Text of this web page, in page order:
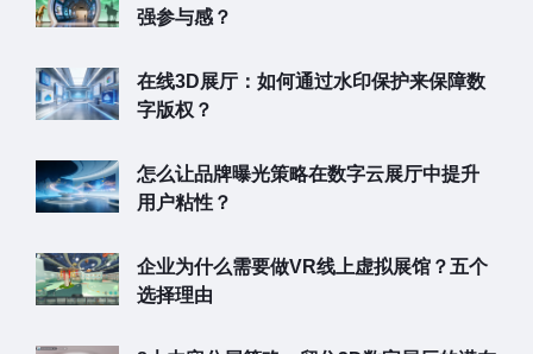
强参与感？
在线3D展厅：如何通过水印保护来保障数
字版权？
怎么让品牌曝光策略在数字云展厅中提升
用户粘性？
企业为什么需要做VR线上虚拟展馆？五个
选择理由